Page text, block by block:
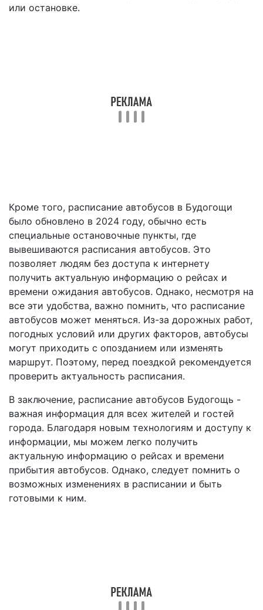
или остановке.
Кроме того, расписание автобусов в Будогощи
было обновлено в 2024 году, обычно есть
специальные остановочные пункты, где
вывешиваются расписания автобусов. Это
позволяет людям без доступа к интернету
получить актуальную информацию о рейсах и
времени ожидания автобусов. Однако, несмотря на
все эти удобства, важно помнить, что расписание
автобусов может меняться. Из-за дорожных работ,
погодных условий или других факторов, автобусы
могут приходить с опозданием или изменять
маршрут. Поэтому, перед поездкой рекомендуется
проверить актуальность расписания.
В заключение, расписание автобусов Будогощь -
важная информация для всех жителей и гостей
города. Благодаря новым технологиям и доступу к
информации, мы можем легко получить
актуальную информацию о рейсах и времени
прибытия автобусов. Однако, следует помнить о
возможных изменениях в расписании и быть
готовыми к ним.